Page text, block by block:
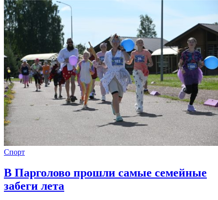
Спорт
В Парголово прошли самые семейные
забеги лета